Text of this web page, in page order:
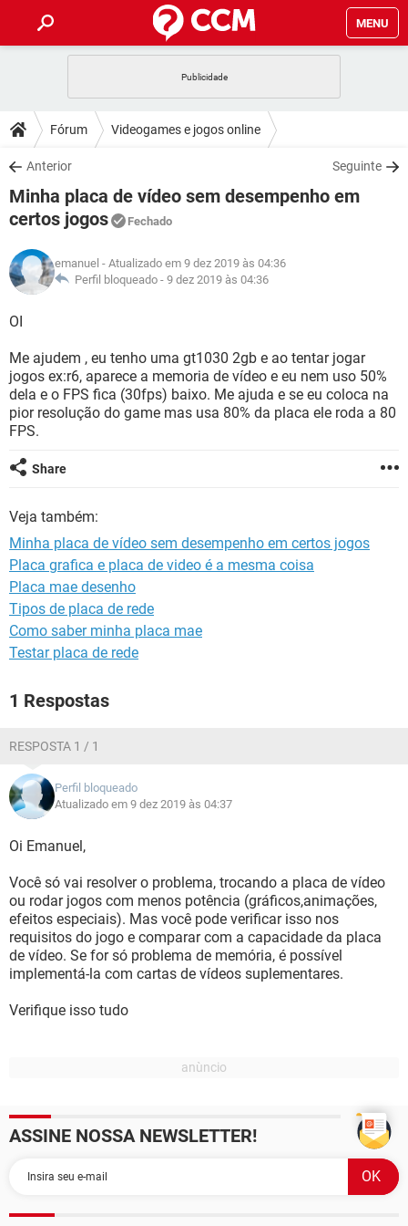
MENU
CELULAR FACEBOOK
OUTLOOK
INSTAGRAM GMAIL
GUIA DE COMPRAS
DICAS
JOGOS WHATSAPP
OUTLOOK
GUIA DE COMPRAS
DOWNLOADS
JOGOS WHATSAPP
CELULAR
OUTLOOK EXCEL
INSTAGRAM
FÓRUM
CELULAR FACEBOOK
GUIA DE COMPRAS
GLOSSÁRIO
JOGOS
OUTLOOK EXCEL
INSTAGRAM GMAIL
GUIA DE COMPRAS
Fórum Videogames e jogos online
Anterior Seguinte
Minha placa de vídeo sem desempenho em
certos jogos
Fechado
emanuel - Atualizado em 9 dez 2019 às 04:36
Perfil bloqueado - 9 dez 2019 às 04:36
OI
Me ajudem , eu tenho uma gt1030 2gb e ao tentar jogar
jogos ex:r6, aparece a memoria de vídeo e eu nem uso 50%
dela e o FPS fica (30fps) baixo. Me ajuda e se eu coloca na
pior resolução do game mas usa 80% da placa ele roda a 80
FPS.
Share
Veja também:
Minha placa de vídeo sem desempenho em certos jogos
Placa grafica e placa de video é a mesma coisa
Placa mae desenho
Tipos de placa de rede
Como saber minha placa mae
Testar placa de rede
1 Respostas
RESPOSTA 1 / 1
Perfil bloqueado
Atualizado em 9 dez 2019 às 04:37
Oi Emanuel,
Você só vai resolver o problema, trocando a placa de vídeo
ou rodar jogos com menos potência (gráficos,animações,
efeitos especiais). Mas você pode verificar isso nos
requisitos do jogo e comparar com a capacidade da placa
de vídeo. Se for só problema de memória, é possível
implementá-la com cartas de vídeos suplementares.
Verifique isso tudo
ASSINE NOSSA NEWSLETTER!